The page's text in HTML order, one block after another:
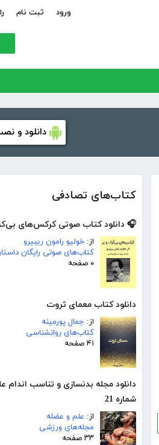
ورود ثبت نام
دانلود و
کتاب‌های تصادفی
🎧 دانلود کتاب صوتی کرکس‌های
از: خولیو رامون ریبیرو
کتاب‌های صوتی رایگان
۰ صفحه
دانلود کتاب معمای ثروت
از: جمال پورمینه
کتاب‌های روانشناسی
۴۱ صفحه
دانلود مجله بدنسازی و تناسب اندام
شماره 21
از: علم و عضله
مجله‌های ورزشی
۳۳ صفحه